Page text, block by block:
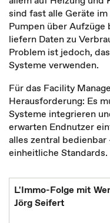
sind fast alle Geräte
Pumpen über Aufzüge
liefern Daten zu
Problem ist jedoch,
Systeme verwenden.
Für das Facility
Herausforderung: Es
Systeme integrieren
erwarten Endnutzer
alles zentral
einheitliche Standards.
L'Immo-Folge mit
Jörg Seifert